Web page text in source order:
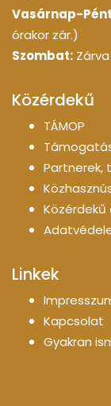
Vasárnap-
órakor zár.)
Szombat: Zárva
Közérdekű
TÁMOP
Partnerek,
Linkek
Kapcsolat
Gyakran